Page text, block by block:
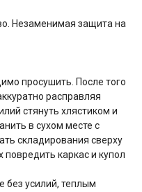
Незаменимая защита на
просушить. После того
расправляя
стянуть хлястиком и
в сухом месте с
складирования сверху
повредить каркас и купол
без усилий, теплым